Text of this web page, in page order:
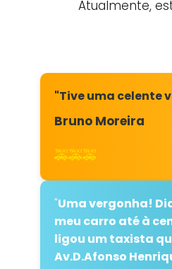
Atualmente,
"Tive uma celente
Bruno Moreira
🚕🚕🚕
"Uma vergonha!
meu carro até à
ligou um taxista
Av.D.Afonso